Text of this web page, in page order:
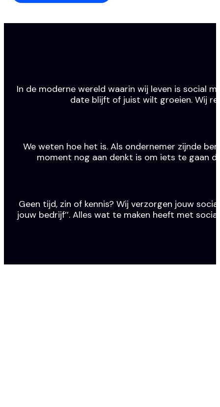
In de moderne wereld waarin wij leven is social
date blijft of juist wilt groeien. Wij
We weten hoe het is. Als ondernemer zijnde
moment nog aan denkt is om iets te gaan
Geen tijd, zin of kennis? Wij verzorgen jouw
jouw bedrijf’’. Alles wat te maken heeft met